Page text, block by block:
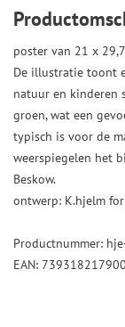
poster van 21 x
De illustratie toont
natuur en kinderen
groen, wat een
typisch is voor de
weerspiegelen het
Beskow.
ontwerp: K.hjelm
Productnummer:
EAN: